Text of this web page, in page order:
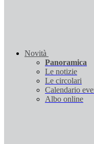
Novità
Panoramica
Le notizie
Le circolari
Calendario
Albo online